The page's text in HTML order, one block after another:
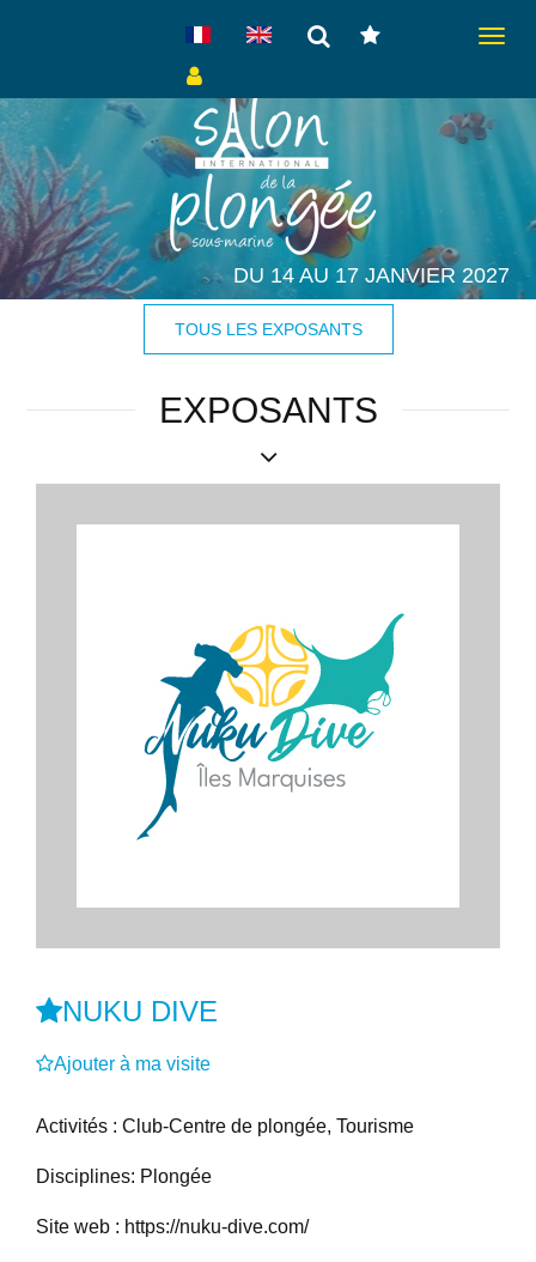
Toggle
DU 14 AU 17 JANVIER 2027
TOUS LES EXPOSANTS
EXPOSANTS
NUKU DIVE
Ajouter à ma visite
Activités : Club-Centre de plongée, Tourisme
Disciplines: Plongée
Site web : https://nuku-dive.com/